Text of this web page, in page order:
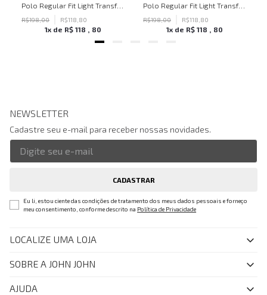
Polo Regular Fit Light Transfer Bege Médio John John Masculina
R$198,00 R$118 80
1x de R$ 118 80
Polo Regular Fit Light Transfer Verde Escuro John John Masculina
R$198,00 R$118 80
1x de R$ 118 80
NEWSLETTER
Cadastre seu e-mail para receber nossas novidades.
CADASTRAR
Eu li, estou ciente das condições de tratamento dos meus dados pessoais e forneço
meu consentimento, conforme descrito na Política de Privacidade
LOCALIZE UMA LOJA
SOBRE A JOHN JOHN
Quem Somos
AJUDA